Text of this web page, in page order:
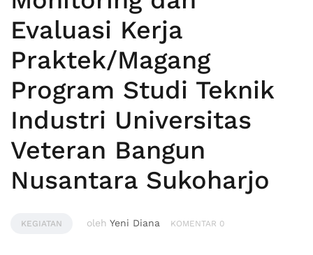
Evaluasi Kerja
Praktek/Magang
Program Studi Teknik
Industri Universitas
Veteran Bangun
Nusantara Sukoharjo
KEGIATAN oleh Yeni Diana KOMENTAR 0